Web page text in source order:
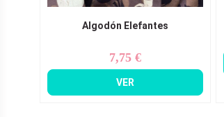
Algodón Elefantes
Precio
7,75 €
VER